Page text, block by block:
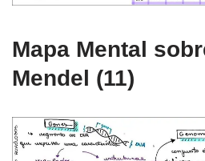
Mapa Mental
Mendel (11)